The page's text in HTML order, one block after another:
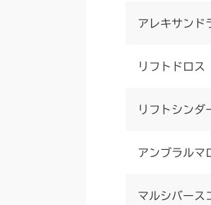
アレキサンド
リフトドロス
リフトシンダ
アンブラルマ
マルシバース